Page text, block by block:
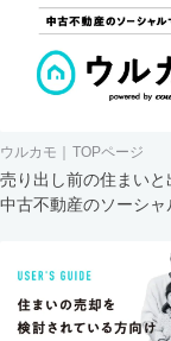
ウルカモ｜TOPページ
売り出し前の住まいと
中古不動産のソーシャ